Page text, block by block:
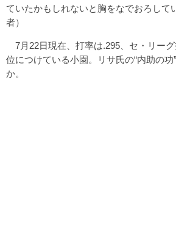
ていたかもしれないと胸をなでおろして
者）
7月22日現在、打率は.295、セ・リー
位につけている小園。リサ氏の“内助の功
か。